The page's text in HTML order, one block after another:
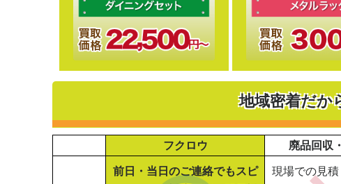
地域密着だか
フクロウ 廃品回収
前日・当日のご連絡でもスピ
現場での見